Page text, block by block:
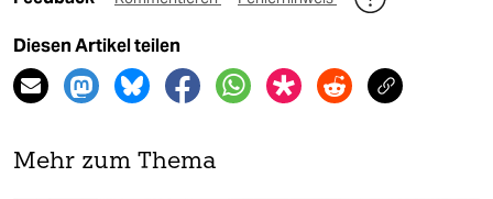
Diesen Artikel teilen
Mehr zum Thema